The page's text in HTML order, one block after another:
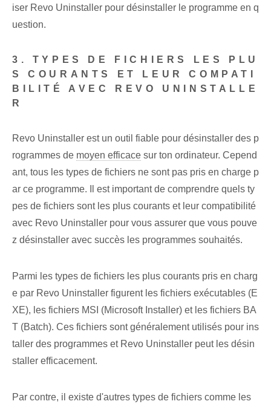
iser Revo Uninstaller pour désinstaller le programme en q
uestion.
3. TYPES DE FICHIERS LES PLU
S COURANTS ET LEUR COMPATI
BILITÉ AVEC REVO UNINSTALLE
R
Revo Uninstaller est un outil fiable pour désinstaller des p
rogrammes de moyen efficace sur ton ordinateur. Cepend
ant, tous les types de fichiers ne sont pas pris en charge p
ar ce programme. Il est important de comprendre quels ty
pes de fichiers sont les plus courants et leur compatibilité
avec Revo Uninstaller pour vous assurer que vous pouve
z désinstaller avec succès les programmes souhaités.
Parmi les types de fichiers les plus courants pris en charg
e par Revo Uninstaller figurent les fichiers exécutables (E
XE), les fichiers MSI (Microsoft Installer) et les fichiers BA
T (Batch). Ces fichiers sont généralement utilisés pour ins
taller des programmes et Revo Uninstaller peut les désin
staller efficacement.
Par contre, il existe d'autres types de fichiers comme les